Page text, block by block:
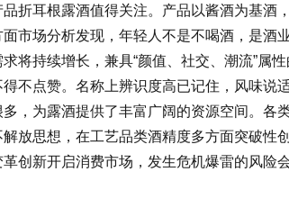
耳根露酒值得关注。产品以酱酒为基酒，
场分析发现，年轻人不是不喝酒，是酒
将持续增长，兼具“颜值、社交、潮流”属
点赞。名称上辨识度高已记住，风味说适
为露酒提供了丰富广阔的资源空间。各
思想，在工艺品类酒精度多方面突破性创
创新开启消费市场，发生危机爆雷的风险